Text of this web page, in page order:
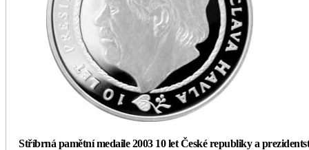
Stříbrná pamětní medaile 2003 10 let České republiky a